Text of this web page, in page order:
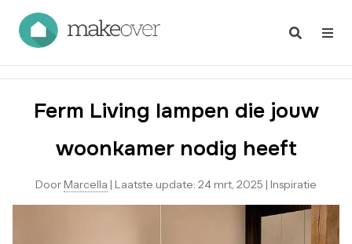
Ferm Living lampen die jouw
woonkamer nodig heeft
Door Marcella | Laatste update: 24 mrt, 2025 | Inspiratie